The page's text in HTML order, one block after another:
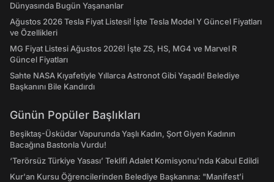
Dünyasında Bugün Yaşananlar
Ağustos 2026 Tesla Fiyat Listesi! İşte Tesla Model Y Güncel Fiyatları
ve Özellikleri
MG Fiyat Listesi Ağustos 2026! İşte ZS, HS, MG4 ve Marvel R
Güncel Fiyatları
Sahte NASA Kıyafetiyle Yıllarca Astronot Gibi Yaşadı! Belediye
Başkanını Bile Kandırdı
Günün Popüler Başlıkları
Beşiktaş-Üsküdar Vapurunda Yaşlı Kadın, Şort Giyen Kadının
Bacağına Bastonla Vurdu!
‘Terörsüz Türkiye Yasası’ Teklifi Adalet Komisyonu'nda Kabul Edildi
Kur'an Kursu Öğrencilerinden Belediye Başkanına: "Manifest’i